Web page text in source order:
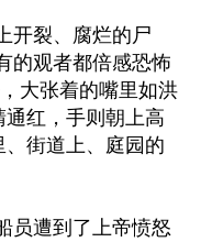
开裂、腐烂的尸
的观者都倍感恐怖
大张着的嘴里如洪
红，手则朝上高
街道上、庭园的
员遭到了上帝愤怒